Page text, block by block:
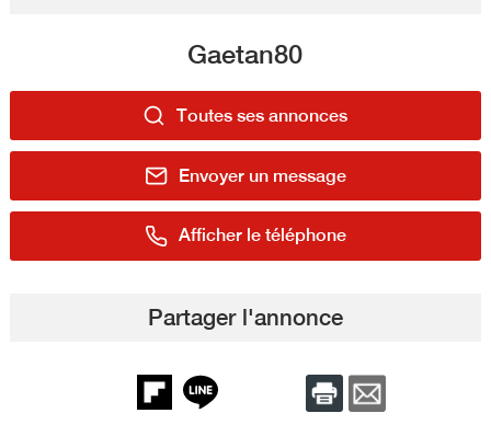
Gaetan80
Toutes ses annonces
Envoyer un message
Afficher le téléphone
Partager l'annonce